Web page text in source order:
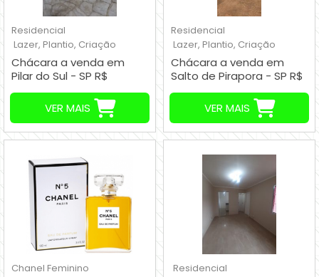
Residencial
Lazer, Plantio, Criação
Chácara a venda em
Pilar do Sul - SP R$
10.000.000,00
VER MAIS
Residencial
Lazer, Plantio, Criação
Chácara a venda em
Salto de Pirapora - SP R$
130.000,00
VER MAIS
Chanel Feminino Residencial